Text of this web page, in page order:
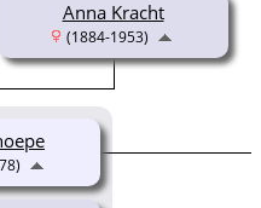
Anna Kracht
(1884-1953)